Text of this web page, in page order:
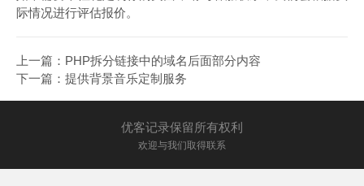
际情况进行评估报价。
上一篇： PHP拆分链接中的域名后面部分内容
下一篇： 提供背景音乐定制服务
优客记录保留所有权利
欢迎与我们取得联系